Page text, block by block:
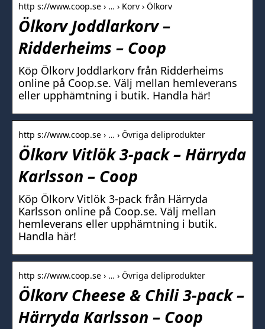
http s://www.coop.se › … › Korv › Ölkorv
Ölkorv Joddlarkorv –
Ridderheims – Coop
Köp Ölkorv Joddlarkorv från Ridderheims
online på Coop.se. Välj mellan hemleverans
eller upphämtning i butik. Handla här!
http s://www.coop.se › … › Övriga deliprodukter
Ölkorv Vitlök 3-pack – Härryda
Karlsson – Coop
Köp Ölkorv Vitlök 3-pack från Härryda
Karlsson online på Coop.se. Välj mellan
hemleverans eller upphämtning i butik.
Handla här!
http s://www.coop.se › … › Övriga deliprodukter
Ölkorv Cheese & Chili 3-pack –
Härryda Karlsson – Coop